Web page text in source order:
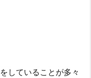
していることが多々